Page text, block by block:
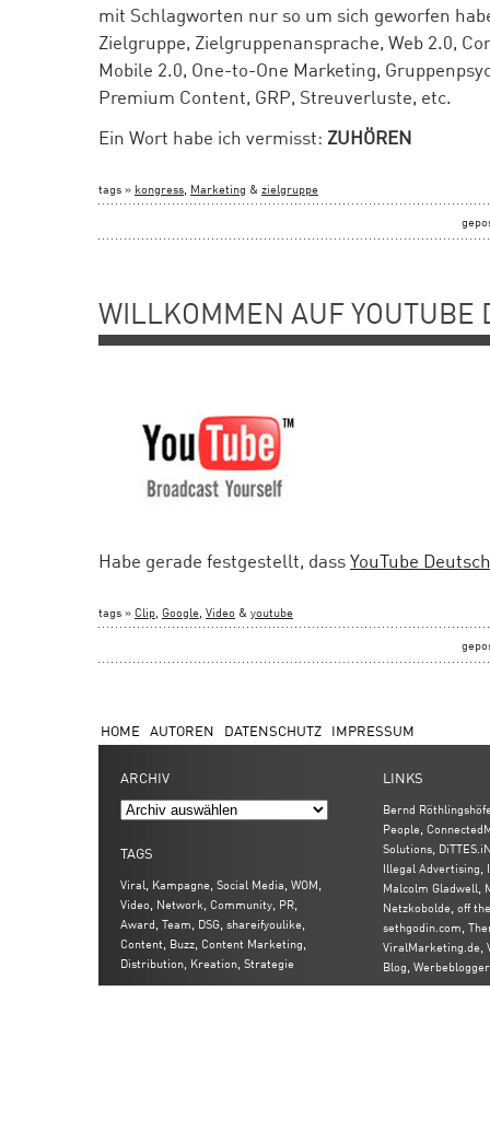
mit Schlagworten nur so um sich geworfen
Zielgruppe, Zielgruppenansprache, Web 2.0,
Mobile 2.0, One-to-One Marketing,
Premium Content, GRP, Streuverluste, etc.
Ein Wort habe ich vermisst: ZUHÖREN
tags » kongress Marketing & zielgruppe
WILLKOMMEN AUF YOUTUBE
Habe gerade festgestellt, dassYouTube
tags » Clip Google Video & youtube
HOME AUTOREN DATENSCHUTZ IMPRESSUM
ARCHIV
TAGS
Viral, Kampagne, Social Media, WOM,
Video, Network, Community, PR,
Award, Team, DSG, shareifyoulike,
Content, Buzz, Content Marketing,
Distribution, Kreation, Strategie
LINKS
Bernd
People,
Solutions,
Illegal Advertising,
Malcolm Gladwell,
Netzkobolde, off
sethgodin.com,
ViralMarketing.de,
Blog, Werbeblogger